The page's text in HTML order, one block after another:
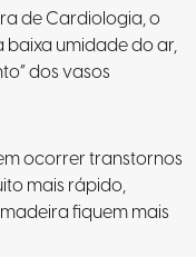
de Cardiologia, o
baixa umidade do ar,
dos vasos
ocorrer transtornos
mais rápido,
fiquem mais